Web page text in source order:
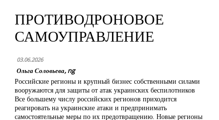
ПРОТИВОДРОНОВОЕ
САМОУПРАВЛЕНИЕ
03.06.2026
Ольга Соловьева, ng
Российские регионы и крупный бизнес собственными силами
вооружаются для защиты от атак украинских беспилотников
Все большему числу российских регионов приходится
реагировать на украинские атаки и предпринимать
самостоятельные меры по их предотвращению. Новые регионы